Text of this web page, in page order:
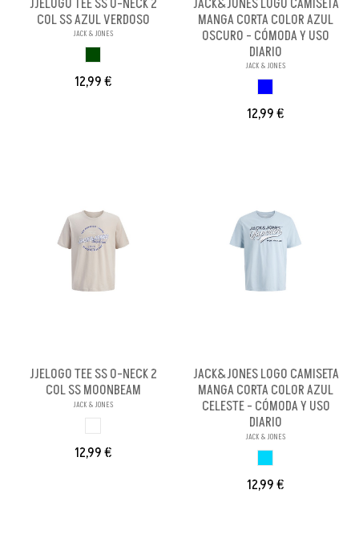
COL SS AZUL VERDOSO
JACK & JONES
12,99 €
MANGA CORTA COLOR AZUL
OSCURO - CÓMODA Y USO
DIARIO
JACK & JONES
12,99 €
JJELOGO TEE SS O-NECK 2
COL SS MOONBEAM
JACK & JONES
12,99 €
JACK&JONES LOGO CAMISETA
MANGA CORTA COLOR AZUL
CELESTE - CÓMODA Y USO
DIARIO
JACK & JONES
12,99 €